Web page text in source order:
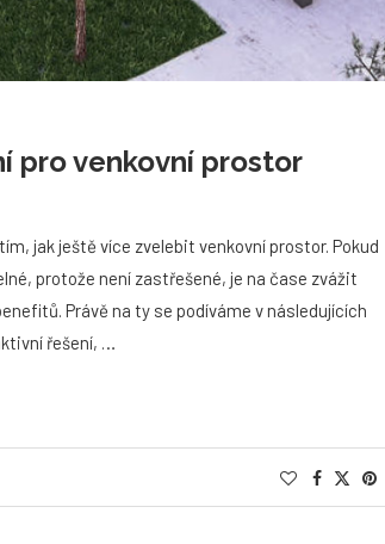
pro venkovní prostor
jak ještě více zvelebit venkovní prostor. Pokud
protože není zastřešené, je na čase zvážit
Právě na ty se podíváme v následujících
řešení, …